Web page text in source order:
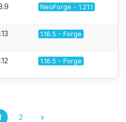
NeoForge - 1.21.1
1.16.5 - Forge
1.16.5 - Forge
2 »